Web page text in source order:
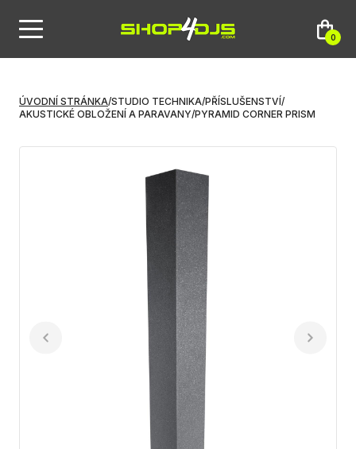
0
ÚVODNÍ STRÁNKA/STUDIO TECHNIKA/PŘÍSLUŠENSTVÍ/
AKUSTICKÉ OBLOŽENÍ A PARAVANY/PYRAMID CORNER PRISM